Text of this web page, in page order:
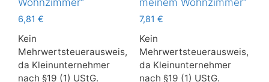
6,81 €
Kein
Mehrwertsteuerausweis,
da Kleinunternehmer
nach §19 (1) UStG.
7,81 €
Kein
Mehrwertsteuerausweis,
da Kleinunternehmer
nach §19 (1) UStG.